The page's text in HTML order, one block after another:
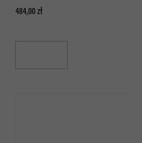
484,00zł